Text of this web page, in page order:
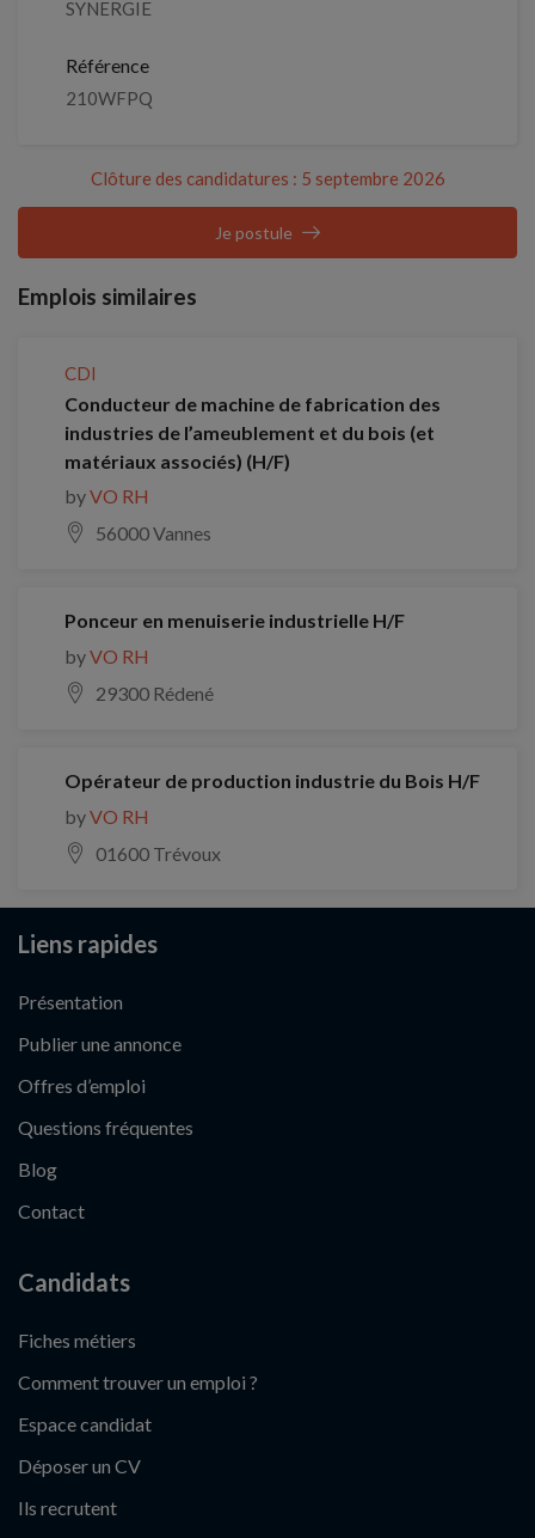
SYNERGIE
Référence
210WFPQ
Clôture des candidatures : 5 septembre 2026
Je postule
Emplois similaires
CDI
Conducteur de machine de fabrication des
industries de l’ameublement et du bois (et
matériaux associés) (H/F)
byVO RH
56000 Vannes
Ponceur en menuiserie industrielle H/F
byVO RH
29300 Rédené
Opérateur de production industrie du Bois H/F
byVO RH
01600 Trévoux
Liens rapides
Présentation
Publier une annonce
Offres d’emploi
Questions fréquentes
Blog
Contact
Candidats
Fiches métiers
Comment trouver un emploi ?
Espace candidat
Déposer un CV
Ils recrutent